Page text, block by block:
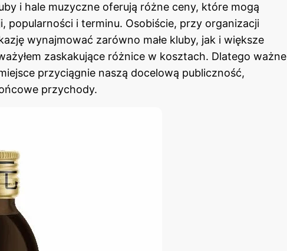
i hale muzyczne oferują różne ceny, które mogą
popularności i terminu. Osobiście, przy organizacji
wynajmować zarówno małe kluby, jak i większe
zaskakujące różnice w kosztach. Dlatego ważne
przyciągnie naszą docelową publiczność,
przychody.